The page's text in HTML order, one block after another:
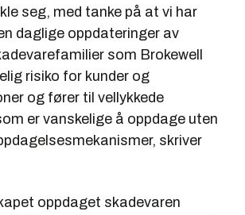
seg, med tanke på at vi har
daglige oppdateringer av
som Brokewell
risiko for kunder og
og fører til vellykkede
er vanskelige å oppdage uten
skriver
oppdaget skadevaren